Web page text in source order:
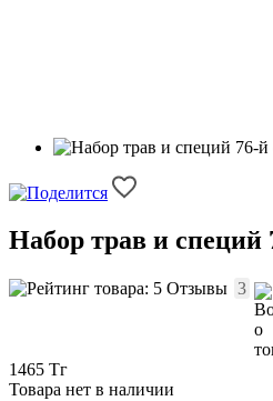
Набор трав и специй
Отзывы 3
1465 Тг
Товара нет в наличии